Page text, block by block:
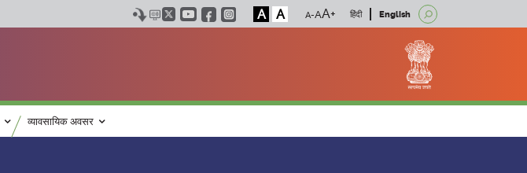
A A हिंदी English
व्यावसायिक अवसर